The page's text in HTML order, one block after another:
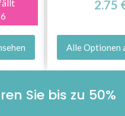
2.75
Alle Optionen
Sie bis zu 50%